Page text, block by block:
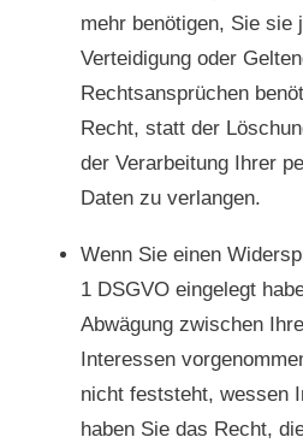
mehr benötigen, Sie sie
Verteidigung oder
Rechtsansprüchen
Recht, statt der
der Verarbeitung Ihrer
Daten zu verlangen.
Wenn Sie einen
1 DSGVO eingelegt
Abwägung zwischen
Interessen
nicht feststeht, wessen
haben Sie das Recht,